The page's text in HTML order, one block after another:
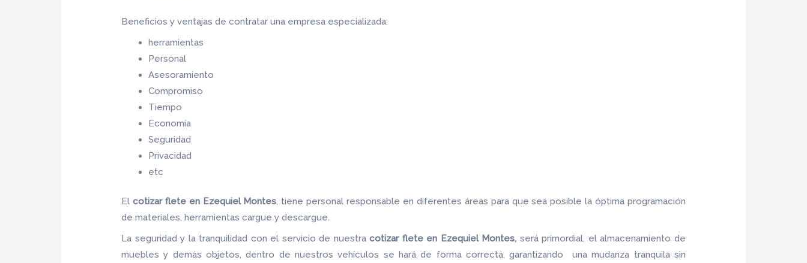
Beneficios y ventajas de contratar una empresa especializada:
herramientas
Personal
Asesoramiento
Compromiso
Tiempo
Economía
Seguridad
Privacidad
etc
El cotizar fleteen Ezequiel Montes, tiene personal responsable en diferentes áreas para que sea posible la óptima programación
de materiales, herramientas cargue y descargue.
La seguridad y la tranquilidad con el servicio de nuestracotizar fleteen Ezequiel Montes, será primordial, el almacenamiento de
muebles y demás objetos, dentro de nuestros vehículos se hará de forma correcta, garantizando una mudanza tranquila sin